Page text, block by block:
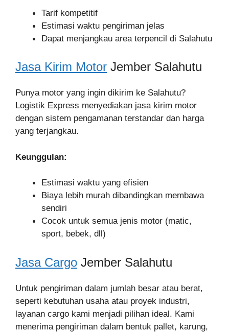
Tarif kompetitif
Estimasi waktu pengiriman jelas
Dapat menjangkau area terpencil di Salahutu
Jasa Kirim Motor Jember Salahutu
Punya motor yang ingin dikirim ke Salahutu?
Logistik Express menyediakan jasa kirim motor
dengan sistem pengamanan terstandar dan harga
yang terjangkau.
Keunggulan:
Estimasi waktu yang efisien
Biaya lebih murah dibandingkan membawa
sendiri
Cocok untuk semua jenis motor (matic,
sport, bebek, dll)
Jasa Cargo Jember Salahutu
Untuk pengiriman dalam jumlah besar atau berat,
seperti kebutuhan usaha atau proyek industri,
layanan cargo kami menjadi pilihan ideal. Kami
menerima pengiriman dalam bentuk pallet, karung,